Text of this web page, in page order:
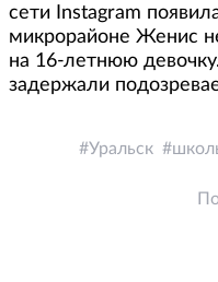
сети Instagram
микрорайоне Женис
на 16-летнюю
задержали
Уральск